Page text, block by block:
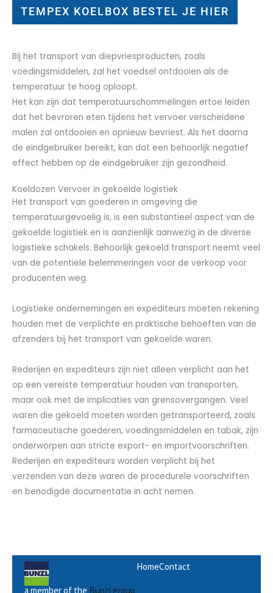
TEMPEX KOELBOX BESTEL JE HIER
Bij het transport van diepvriesproducten, zoals
voedingsmiddelen, zal het voedsel ontdooien als de
temperatuur te hoog oploopt.
Het kan zijn dat temperatuurschommelingen ertoe leiden
dat het bevroren eten tijdens het vervoer verscheidene
malen zal ontdooien en opnieuw bevriest. Als het daarna
de eindgebruiker bereikt, kan dat een behoorlijk negatief
effect hebben op de eindgebruiker zijn gezondheid.
Koeldozen Vervoer in gekoelde logistiek
Het transport van goederen in omgeving die
temperatuurgevoelig is, is een substantieel aspect van de
gekoelde logistiek en is aanzienlijk aanwezig in de diverse
logistieke schakels. Behoorlijk gekoeld transport neemt veel
van de potentiële belemmeringen voor de verkoop voor
producenten weg.
Logistieke ondernemingen en expediteurs moeten rekening
houden met de verplichte en praktische behoeften van de
afzenders bij het transport van gekoelde waren.
Rederijen en expediteurs zijn niet alleen verplicht aan het
op een vereiste temperatuur houden van transporten,
maar ook met de implicaties van grensovergangen. Veel
waren die gekoeld moeten worden getransporteerd, zoals
farmaceutische goederen, voedingsmiddelen en tabak, zijn
onderworpen aan stricte export- en importvoorschriften.
Rederijen en expediteurs worden verplicht bij het
verzenden van deze waren de procedurele voorschriften
en benodigde documentatie in acht nemen.
a member of the Bunzl group
HomeContact